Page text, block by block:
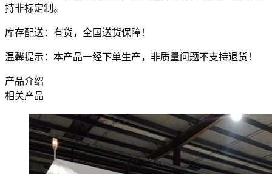
持非标定制。
库存配送：有货，全国送货保障！
温馨提示：本产品一经下单生产，非质量问题不支持退货！
产品介绍
相关产品